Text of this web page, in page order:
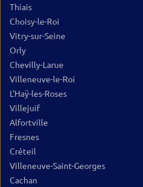
Thiais
Choisy-le-Roi
Vitry-sur-Seine
Orly
Chevilly-Larue
Villeneuve-le-Roi
L'Haÿ-les-Roses
Villejuif
Alfortville
Fresnes
Créteil
Villeneuve-Saint-Georges
Cachan